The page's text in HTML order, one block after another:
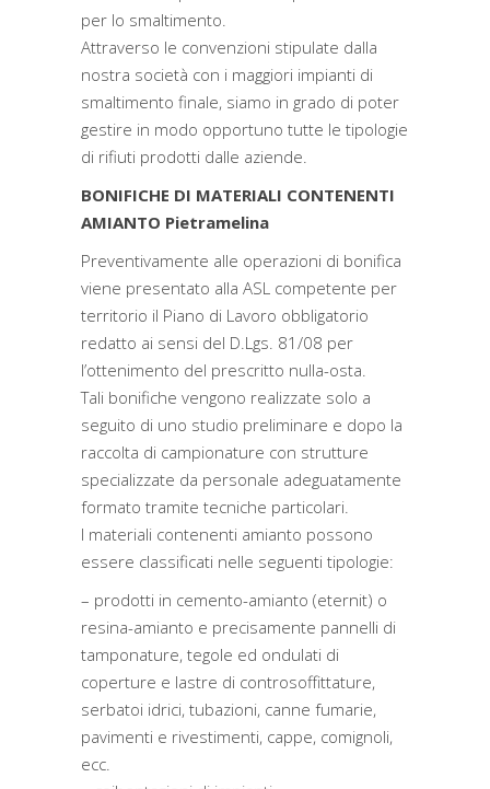
per lo smaltimento.
Attraverso le convenzioni stipulate dalla
nostra società con i maggiori impianti di
smaltimento finale, siamo in grado di poter
gestire in modo opportuno tutte le tipologie
di rifiuti prodotti dalle aziende.
BONIFICHE DI MATERIALI CONTENENTI
AMIANTO Pietramelina
Preventivamente alle operazioni di bonifica
viene presentato alla ASL competente per
territorio il Piano di Lavoro obbligatorio
redatto ai sensi del D.Lgs. 81/08 per
l’ottenimento del prescritto nulla-osta.
Tali bonifiche vengono realizzate solo a
seguito di uno studio preliminare e dopo la
raccolta di campionature con strutture
specializzate da personale adeguatamente
formato tramite tecniche particolari.
I materiali contenenti amianto possono
essere classificati nelle seguenti tipologie:
– prodotti in cemento-amianto (eternit) o
resina-amianto e precisamente pannelli di
tamponature, tegole ed ondulati di
coperture e lastre di controsoffittature,
serbatoi idrici, tubazioni, canne fumarie,
pavimenti e rivestimenti, cappe, comignoli,
ecc.